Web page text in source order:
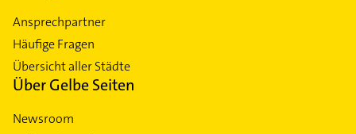
Ansprechpartner
Häufige Fragen
Übersicht aller Städte
Über Gelbe Seiten
Newsroom